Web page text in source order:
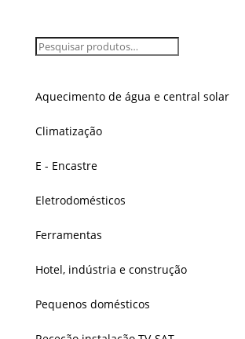
Aquecimento de água e central solar
Climatização
E - Encastre
Eletrodomésticos
Ferramentas
Hotel, indústria e construção
Pequenos domésticos